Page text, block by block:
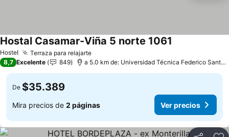
Hostel Terraza para relajarte
Hostal Casamar-Viña 5 norte 1061
8,7 Excelente 849 a 5.0 km de: Universidad Técnica Federico Santa María
De $35.389
Mira precios de 2 páginas Ver precios